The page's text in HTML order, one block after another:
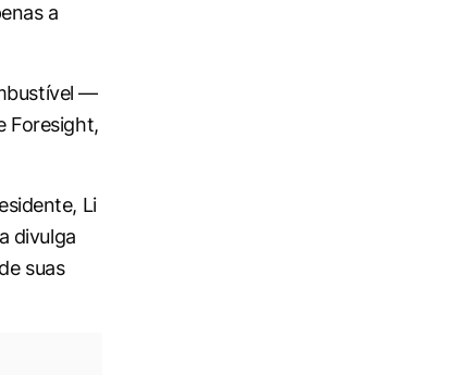
a
—
Foresight,
Li
divulga
suas